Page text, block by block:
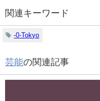
関連キーワード
-0-Tokyo
芸能の関連記事